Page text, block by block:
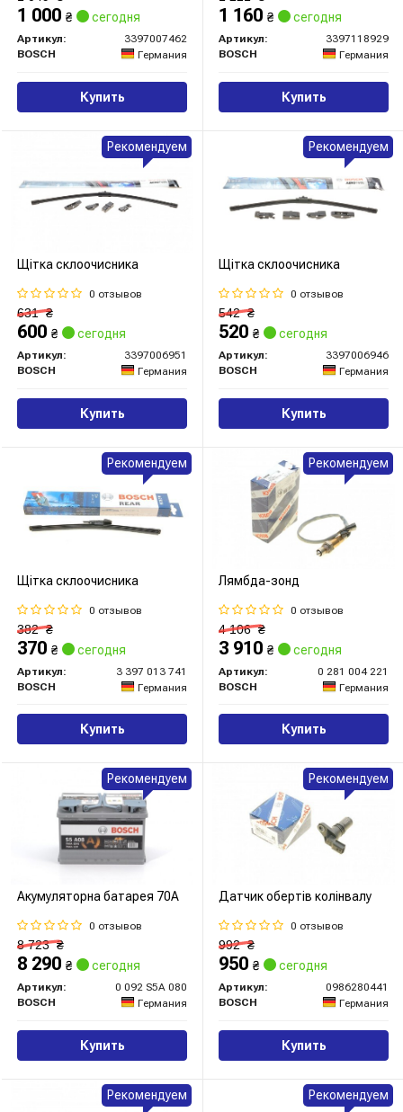
1 000 ₴ сегодня
Артикул:
3397007462
BOSCH
Германия
Купить
1 160 ₴ сегодня
Артикул:
3397118929
BOSCH
Германия
Купить
Щітка склоочисника
0 отзывов
631₴
600 ₴ сегодня
Артикул:
3397006951
BOSCH
Германия
Купить
Рекомендуем
Щітка склоочисника
0 отзывов
542₴
520 ₴ сегодня
Артикул:
3397006946
BOSCH
Германия
Купить
Рекомендуем
Щітка склоочисника
0 отзывов
382₴
370 ₴ сегодня
Артикул:
3 397 013 741
BOSCH
Германия
Купить
Рекомендуем
Лямбда-зонд
0 отзывов
4 106₴
3 910 ₴ сегодня
Артикул:
0 281 004 221
BOSCH
Германия
Купить
Рекомендуем
Акумуляторна батарея 70А
0 отзывов
8 723₴
8 290 ₴ сегодня
Артикул:
0 092 S5A 080
BOSCH
Германия
Купить
Рекомендуем
Датчик обертів колінвалу
0 отзывов
992₴
950 ₴ сегодня
Артикул:
0986280441
BOSCH
Германия
Купить
Рекомендуем
Рекомендуем Рекомендуем